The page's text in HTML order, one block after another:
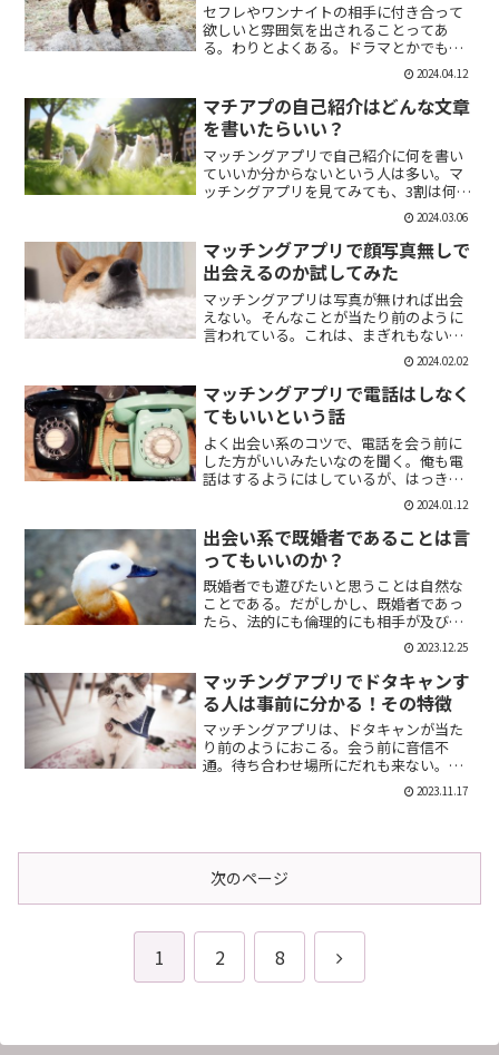
セフレやワンナイトの相手に付き合って
欲しいと雰囲気を出されることってあ
る。わりとよくある。ドラマとかでも、
「1回やっただけで恋人面するな。」みた
いなのがあるけど、現実でもよくある。
そんな時に、相手を気付つけずいかに波
風立てずに振るか。遊び人...
2024.04.12
マチアプの自己紹介はどんな文章
を書いたらいい？
マッチングアプリで自己紹介に何を書い
ていいか分からないという人は多い。マ
ッチングアプリを見てみても、3割は何も
書いていない人がいる。なかには、何を
書いていいか分かりませんー。とだけ書
いている人も。なので、今回の記事はマ
チアプのプロフィールの...
2024.03.06
マッチングアプリで顔写真無しで
出会えるのか試してみた
マッチングアプリは写真が無ければ出会
えない。そんなことが当たり前のように
言われている。これは、まぎれもない事
実だと思う。自分が使う時に写真を載せ
ていない人は無視するし、相手をするに
しても適当にあしらう。写真無しで出会
えるのは、お金が発生する...
2024.02.02
マッチングアプリで電話はしなく
てもいいという話
よく出会い系のコツで、電話を会う前に
した方がいいみたいなのを聞く。俺も電
話はするようにはしているが、はっきり
言っちゃうと電話なんていらない。よっ
ぽど話術や声に自信ある人だけすればい
いと思っている。では、その理由を語っ
ていこう。電話を嫌がる人...
2024.01.12
出会い系で既婚者であることは言
ってもいいのか？
既婚者でも遊びたいと思うことは自然な
ことである。だがしかし、既婚者であっ
たら、法的にも倫理的にも相手が及び腰
になることは明らかだ。では、既婚者で
あることを言わない方がいいのか。否、
それは違う。既婚者であることを伝える
メリット出会い系で既婚者...
2023.12.25
マッチングアプリでドタキャンす
る人は事前に分かる！その特徴
マッチングアプリは、ドタキャンが当た
り前のようにおこる。会う前に音信不
通。待ち合わせ場所にだれも来ない。そ
んなの普通だ。迷惑な話だが、このドタ
キャン野郎どもは見分けることができ
2023.11.17
次のページ
1 2 8
次